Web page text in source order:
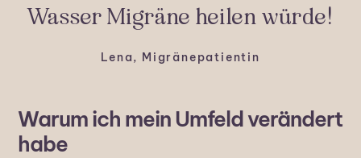
Wasser Migräne heilen würde!
Lena, Migränepatientin
Warum ich mein Umfeld verändert
habe